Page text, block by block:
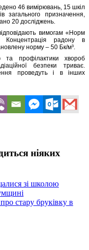
46 вимірювань, 15 шкіл
загального призначення,
20 досліджень.
вимогам «Норм
Концентрація радону в
норму – 50 Бк/м³.
профілактики хвороб
безпеки триває.
проведуть і в інших
ніяких
зі школою
стару бруківку в